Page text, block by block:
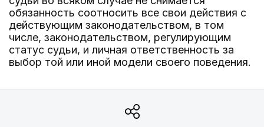
обязанность соотносить все свои действия с
действующим законодательством, в том
числе, законодательством, регулирующим
статус судьи, и личная ответственность за
выбор той или иной модели своего поведения.